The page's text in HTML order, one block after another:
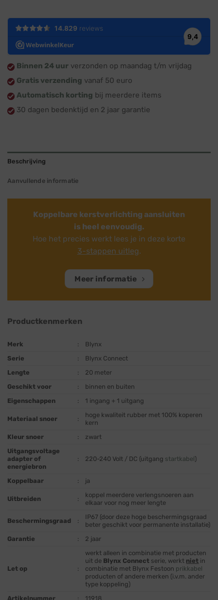
Binnen 24 uur verzonden op maandag t/m vrijdag
Gratis verzending vanaf 50 euro
Automatisch korting bij meerdere items
30 dagen bedenktijd en 2 jaar garantie
Beschrijving
Aanvullende informatie
Koppelbare kerstverlichting aansluiten
is heel eenvoudig.
Hoe het precies werkt lees je in deze korte
3-stappen uitleg.
Meer informatie
Productkenmerken
Merk :
Blynx
Serie
:
Blynx Connect
Lengte
:
20 meter
Geschikt voor
:
binnen en buiten
Eigenschappen
: 1 ingang + 1 uitgang
Materiaal snoer :
hoge kwaliteit rubber met 100% koperen
kern
Kleur snoer
:
zwart
Uitgangsvoltage
adapter of
energiebron
: 220-240 Volt / DC (uitgang startkabel)
Koppelbaar : ja
Uitbreiden :
koppel meerdere verlengsnoeren aan
elkaar voor nog meer lengte
Beschermingsgraad :
IP67 (door deze hoge beschermingsgraad
beter geschikt voor permanente installatie)
Garantie
: 2 jaar
Let op :
werkt alleen in combinatie met producten
uit de Blynx Connect serie, werkt niet in
combinatie met Blynx Festoon prikkabel
producten of andere merken (i.v.m. ander
type koppeling)
Artikelnummer
: 11918